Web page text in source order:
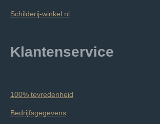
Schilderij-winkel.nl
Klantenservice
100% tevredenheid
Bedrijfsgegevens